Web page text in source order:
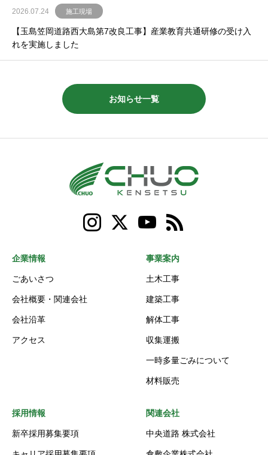
2026.07.24 施工現場
【玉島笠岡道路西大島第7改良工事】産業教育共通研修の受け入
れを実施しました
お知らせ一覧
企業情報
ごあいさつ
会社概要・関連会社
会社沿革
アクセス
事業案内
土木工事
建築工事
解体工事
収集運搬
一時多量ごみについて
材料販売
採用情報
新卒採用募集要項
関連会社
中央道路 株式会社